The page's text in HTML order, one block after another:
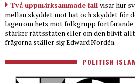
Två uppmärksammade fall visar hur
mellan skyddet mot hat och skyddet för
lagen om hets mot folkgrupp
stärker rättsstaten eller om den blivit
frågorna ställer sig Edward Nordén.
POLITISK